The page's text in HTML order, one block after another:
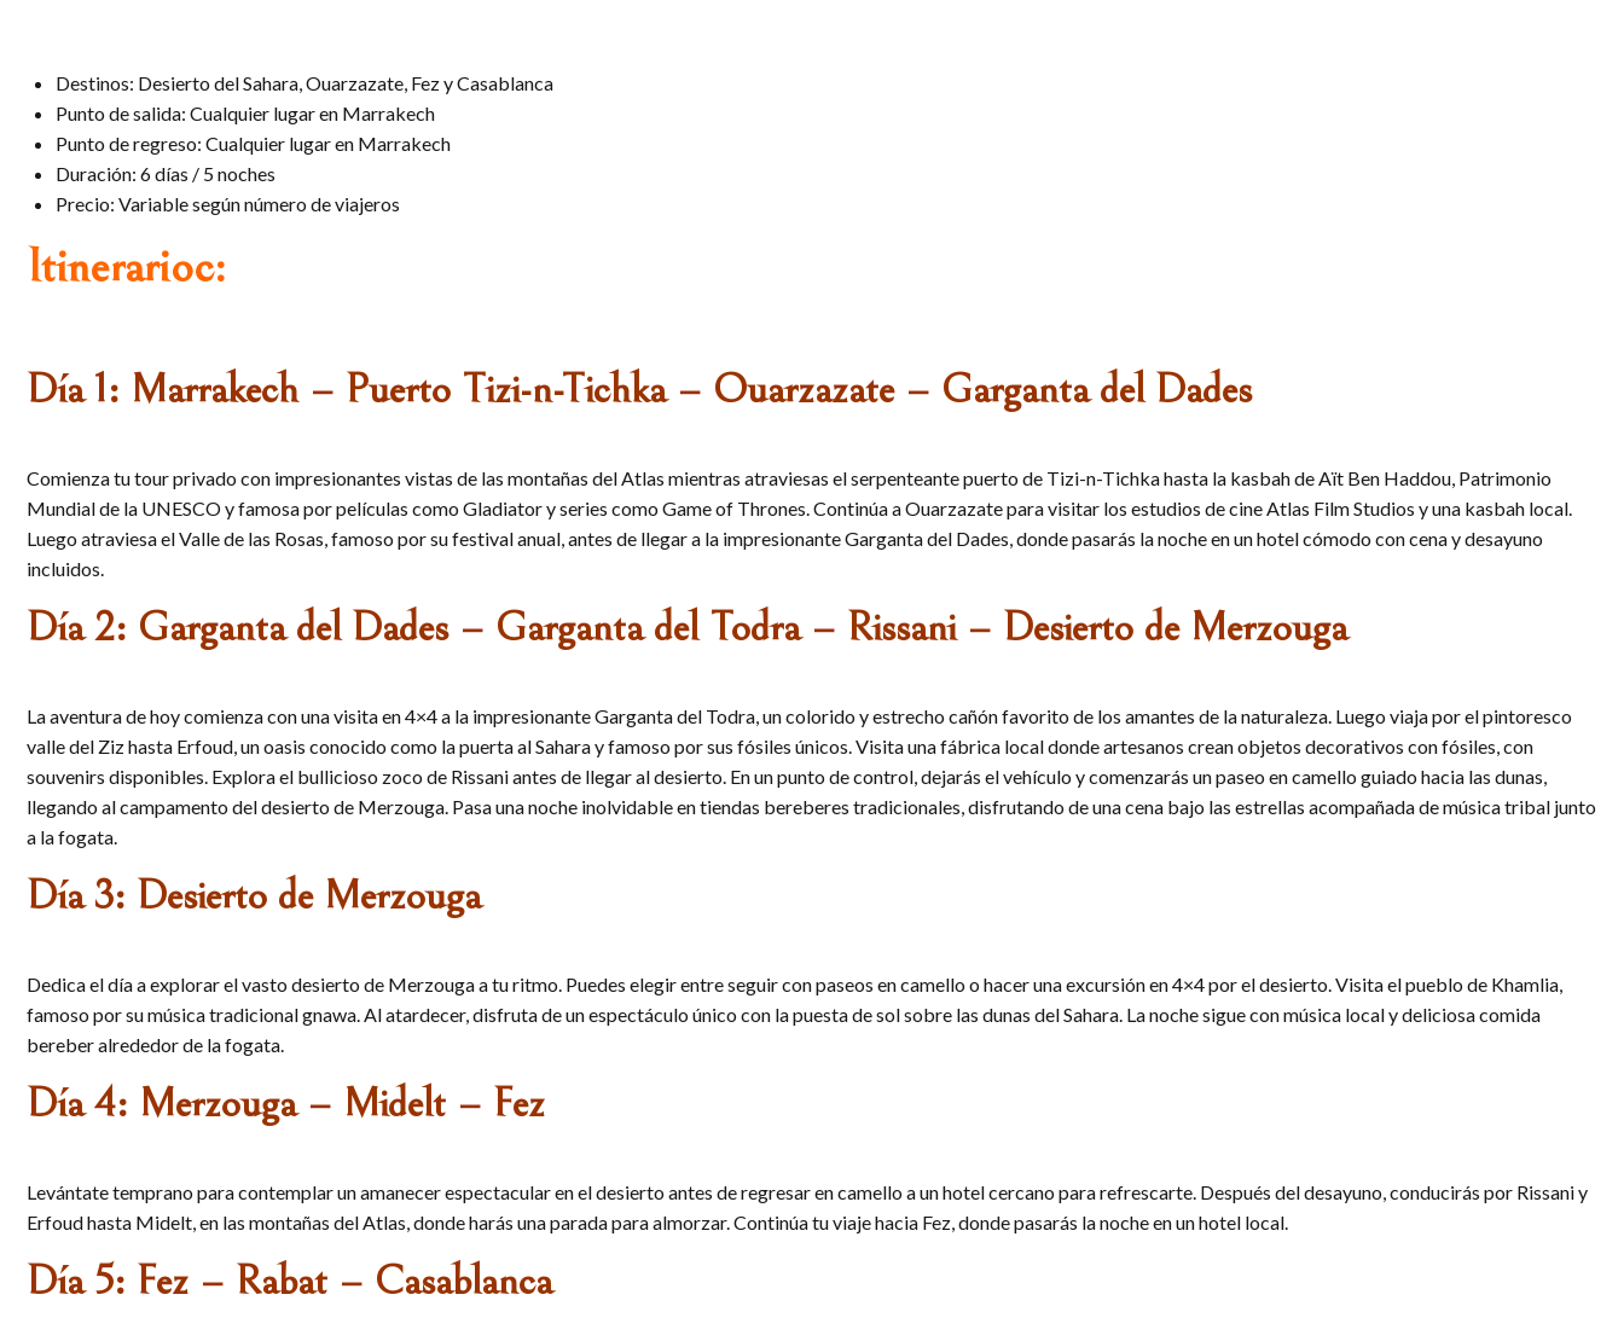
Destinos: Desierto del Sahara, Ouarzazate, Fez y Casablanca
Punto de salida: Cualquier lugar en Marrakech
Punto de regreso: Cualquier lugar en Marrakech
Duración: 6 días / 5 noches
Precio: Variable según número de viajeros
Itinerarioc:
Día 1: Marrakech – Puerto Tizi-n-Tichka – Ouarzazate – Garganta del Dades
Comienza tu tour privado con impresionantes vistas de las montañas del Atlas mientras atraviesas el serpenteante puerto de Tizi-n-Tichka hasta la kasbah de Aït Ben Haddou, Patrimonio
Mundial de la UNESCO y famosa por películas como Gladiator y series como Game of Thrones. Continúa a Ouarzazate para visitar los estudios de cine Atlas Film Studios y una kasbah local.
Luego atraviesa el Valle de las Rosas, famoso por su festival anual, antes de llegar a la impresionante Garganta del Dades, donde pasarás la noche en un hotel cómodo con cena y desayuno
incluidos.
Día 2: Garganta del Dades – Garganta del Todra – Rissani – Desierto de Merzouga
La aventura de hoy comienza con una visita en 4×4 a la impresionante Garganta del Todra, un colorido y estrecho cañón favorito de los amantes de la naturaleza. Luego viaja por el pintoresco
valle del Ziz hasta Erfoud, un oasis conocido como la puerta al Sahara y famoso por sus fósiles únicos. Visita una fábrica local donde artesanos crean objetos decorativos con fósiles, con
souvenirs disponibles. Explora el bullicioso zoco de Rissani antes de llegar al desierto. En un punto de control, dejarás el vehículo y comenzarás un paseo en camello guiado hacia las dunas,
llegando al campamento del desierto de Merzouga. Pasa una noche inolvidable en tiendas bereberes tradicionales, disfrutando de una cena bajo las estrellas acompañada de música tribal junto
a la fogata.
Día 3: Desierto de Merzouga
Dedica el día a explorar el vasto desierto de Merzouga a tu ritmo. Puedes elegir entre seguir con paseos en camello o hacer una excursión en 4×4 por el desierto. Visita el pueblo de Khamlia,
famoso por su música tradicional gnawa. Al atardecer, disfruta de un espectáculo único con la puesta de sol sobre las dunas del Sahara. La noche sigue con música local y deliciosa comida
bereber alrededor de la fogata.
Día 4: Merzouga – Midelt – Fez
Levántate temprano para contemplar un amanecer espectacular en el desierto antes de regresar en camello a un hotel cercano para refrescarte. Después del desayuno, conducirás por Rissani y
Erfoud hasta Midelt, en las montañas del Atlas, donde harás una parada para almorzar. Continúa tu viaje hacia Fez, donde pasarás la noche en un hotel local.
Día 5: Fez – Rabat – Casablanca